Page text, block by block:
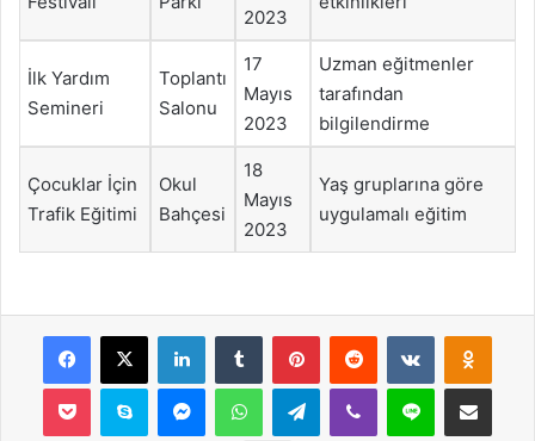
2023
İlk Yardım
Semineri
Toplantı
Salonu
17
Mayıs
2023
Uzman eğitmenler
tarafından
bilgilendirme
Çocuklar İçin
Trafik Eğitimi
Okul
Bahçesi
18
Mayıs
2023
Yaş gruplarına göre
uygulamalı eğitim
Facebook
X LinkedInTumblr PinterestReddit VKontakte
Pocket Skype MessengerWhatsAppTelegramViber Line E-Posta ile